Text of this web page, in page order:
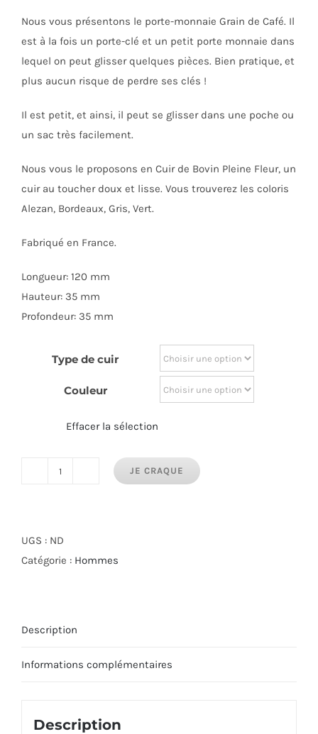
Nous vous présentons le porte-monnaie Grain de Café. Il
est à la fois un porte-clé et un petit porte monnaie dans
lequel on peut glisser quelques pièces. Bien pratique, et
plus aucun risque de perdre ses clés !
Il est petit, et ainsi, il peut se glisser dans une poche ou
un sac très facilement.
Nous vous le proposons en Cuir de Bovin Pleine Fleur, un
cuir au toucher doux et lisse. Vous trouverez les coloris
Alezan, Bordeaux, Gris, Vert.
Fabriqué en France.
Longueur: 120 mm
Hauteur: 35 mm
Profondeur: 35 mm
Type de cuir
Couleur
Effacer la sélection
de
Café
JE CRAQUE
UGS : ND
Catégorie : Hommes
Description
Informations complémentaires
Description